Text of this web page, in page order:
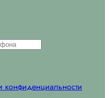
конфиденциальности